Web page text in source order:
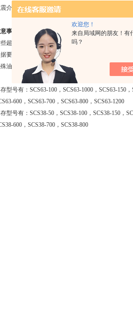
欢迎您！
来自局域网的朋友！有
吗？
介质 温度稳定的液压油
事项：
超薄，高性能的安全减震器仅适用于紧急停止情
要求
油，特殊法兰，附加防腐蚀等。集成杆传感器，
型号有：SCS63-100，SCS63-1000，SCS63-150
600，SCS63-700，SCS63-800，SCS63-1200
型号有：SCS38-50，SCS38-100，SCS38-150，
600，SCS38-700，SCS38-800